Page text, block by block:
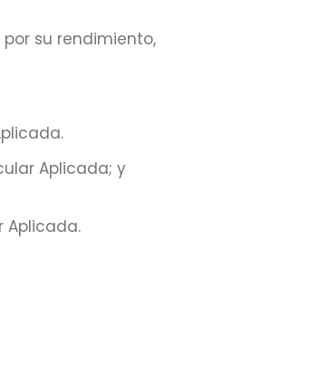
su rendimiento,
Aplicada; y
Aplicada.